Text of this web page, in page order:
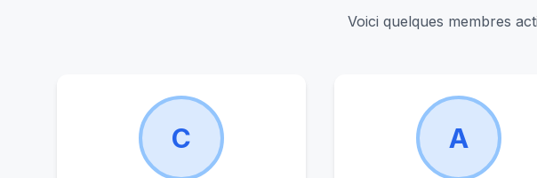
Voici quelques membres
C A